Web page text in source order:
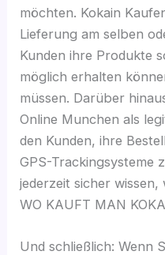
möchten. Kokain
Lieferung am selben
Kunden ihre Produkte
möglich erhalten
müssen. Darüber
Online Munchen als
den Kunden, ihre
GPS-Trackingsysteme
jederzeit sicher
WO KAUFT MAN
Und schließlich: Wenn